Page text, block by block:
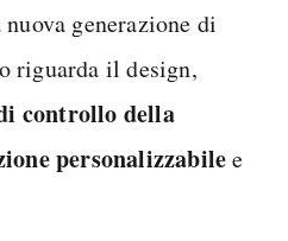
generazione di
riguarda il design,
controllo della
personalizzabilee